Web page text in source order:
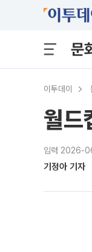
문
이투데이
월드
입력 2026-
기정아 기자